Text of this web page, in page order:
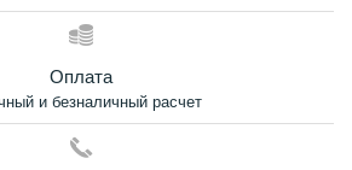
Оплата
и безналичный расчет